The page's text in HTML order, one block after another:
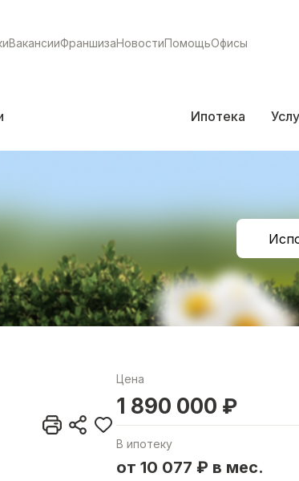
ВакансииФраншизаНовостиПомощьОфисы
Ипотека
Цена
1 890 000 ₽
В ипотеку
от 10 077 ₽ в мес.